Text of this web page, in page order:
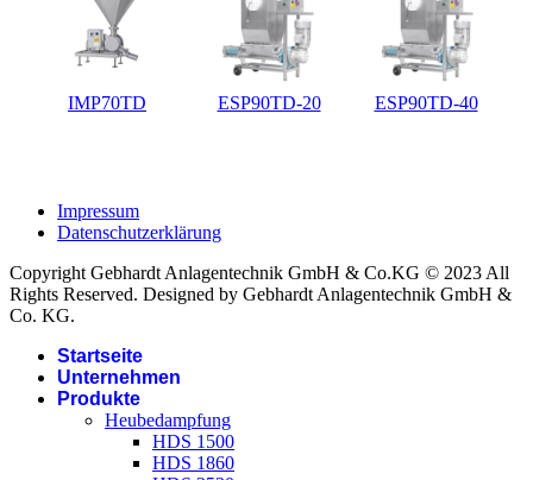
IMP70TD ESP90TD-20 ESP90TD-40
Impressum
Datenschutzerklärung
Copyright Gebhardt Anlagentechnik GmbH & Co.KG © 2023 All
Rights Reserved. Designed by Gebhardt Anlagentechnik GmbH &
Co. KG.
Startseite
Unternehmen
Produkte
Heubedampfung
HDS 1500
HDS 1860